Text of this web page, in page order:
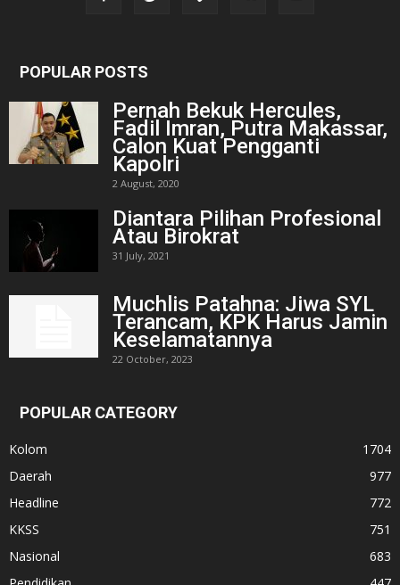
POPULAR POSTS
Pernah Bekuk Hercules,
Fadil Imran, Putra Makassar,
Calon Kuat Pengganti
Kapolri
2 August, 2020
Diantara Pilihan Profesional
Atau Birokrat
31 July, 2021
Muchlis Patahna: Jiwa SYL
Terancam, KPK Harus Jamin
Keselamatannya
22 October, 2023
POPULAR CATEGORY
Kolom
1704
Daerah
977
Headline
772
KKSS
751
Nasional
683